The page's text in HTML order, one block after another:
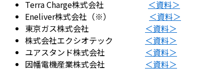
Terra Charge株式会社 ＜資料＞
Eneliver株式会社（※） ＜資料＞
東京ガス株式会社 ＜資料＞
株式会社エクシオテック ＜資料＞
ユアスタンド株式会社 ＜資料＞
因幡電機産業株式会社 ＜資料＞